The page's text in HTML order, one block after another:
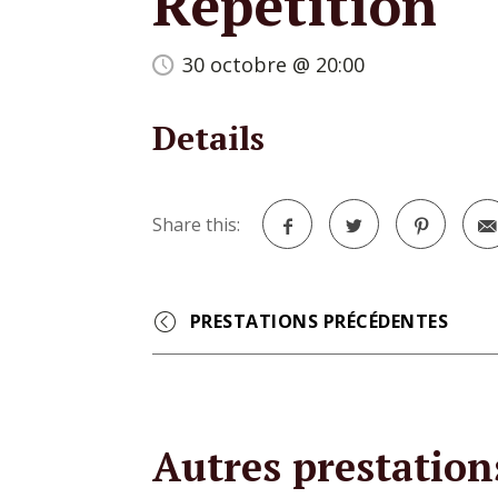
30 octobre @ 20:00
Details
Share this:
Event
Navigation
Autres